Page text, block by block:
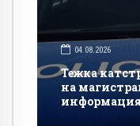
04.08.2026
Тежка
на